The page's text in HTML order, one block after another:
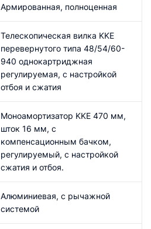
Армированная, полноценная
Телескопическая вилка KKE
перевернутого типа 48/54/60-
940 однокартриджная
регулируемая, с настройкой
отбоя и сжатия
Моноамортизатор KKE 470 мм,
шток 16 мм, с
компенсационным бачком,
регулируемый, с настройкой
сжатия и отбоя.
Алюминиевая, с рычажной
системой